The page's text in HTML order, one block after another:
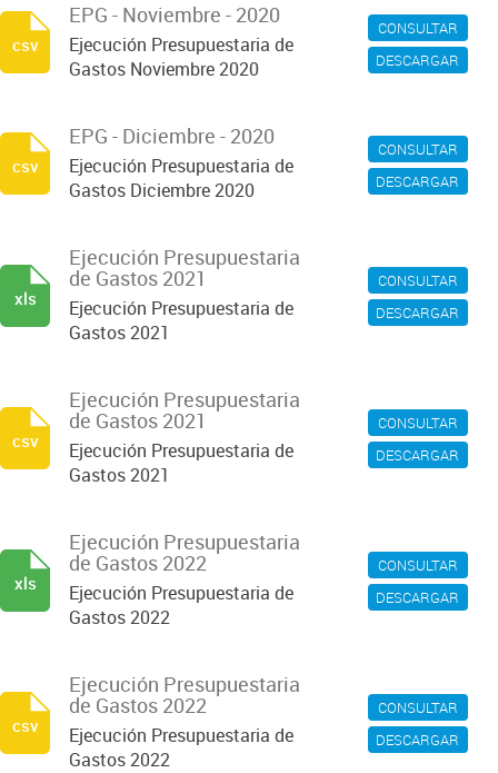
CONSULTAR
DESCARGAR
EPG - Noviembre - 2020
Ejecución Presupuestaria de
Gastos Noviembre 2020
csv
CONSULTAR
DESCARGAR
EPG - Diciembre - 2020
Ejecución Presupuestaria de
Gastos Diciembre 2020
csv
CONSULTAR
DESCARGAR
Ejecución Presupuestaria
de Gastos 2021
Ejecución Presupuestaria de
Gastos 2021
xls
CONSULTAR
DESCARGAR
Ejecución Presupuestaria
de Gastos 2021
Ejecución Presupuestaria de
Gastos 2021
csv
CONSULTAR
DESCARGAR
Ejecución Presupuestaria
de Gastos 2022
Ejecución Presupuestaria de
Gastos 2022
xls
CONSULTAR
DESCARGAR
Ejecución Presupuestaria
de Gastos 2022
Ejecución Presupuestaria de
Gastos 2022
csv